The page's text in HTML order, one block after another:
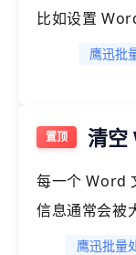
比如设置
档的段落样
我们通常可
上有 1000 个
一下如何批
鹰迅批
清空
每一个 Word
信息通常会被
非常重要的
鹰迅批量